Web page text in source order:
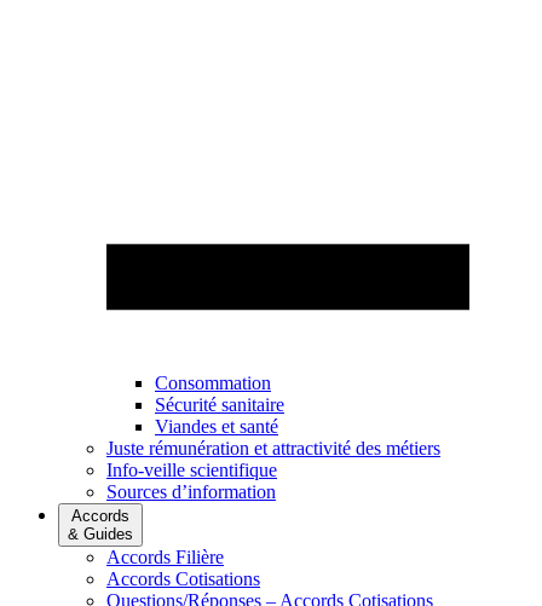
Consommation
Sécurité sanitaire
Viandes et santé
Juste rémunération et attractivité des métiers
Info-veille scientifique
Sources d’information
Accords
& Guides
Accords Filière
Accords Cotisations
Questions/Réponses – Accords Cotisations